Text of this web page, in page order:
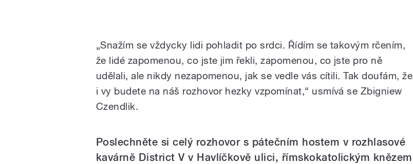
„Snažím se vždycky lidi pohladit po srdci. Řídím se takovým rčením,
že lidé zapomenou, co jste jim řekli, zapomenou, co jste pro ně
udělali, ale nikdy nezapomenou, jak se vedle vás cítili. Tak doufám, že
i vy budete na náš rozhovor hezky vzpomínat,“ usmívá se Zbigniew
Czendlik.
Poslechněte si celý rozhovor s pátečním hostem v rozhlasové
kavárně District V v Havlíčkově ulici, římskokatolickým knězem